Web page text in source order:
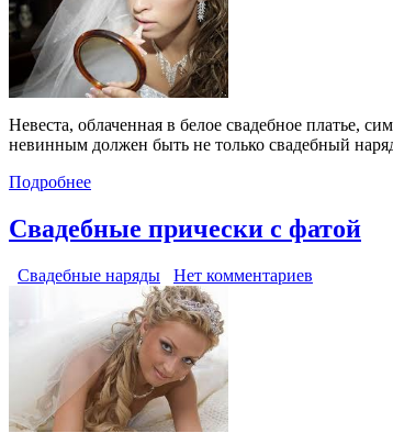
Невеста, облаченная в белое свадебное платье,
невинным должен быть не только свадебный
Подробнее
Свадебные прически с фатой
Свадебные наряды Нет комментариев